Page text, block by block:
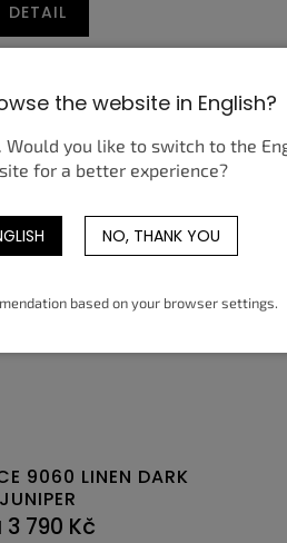
DETAIL
9060 LINEN DARK
JUNIPER
3 790 Kč
the website in English?
Would you like to switch to the
for a better experience?
NO, THANK YOU
based on your browser settings.